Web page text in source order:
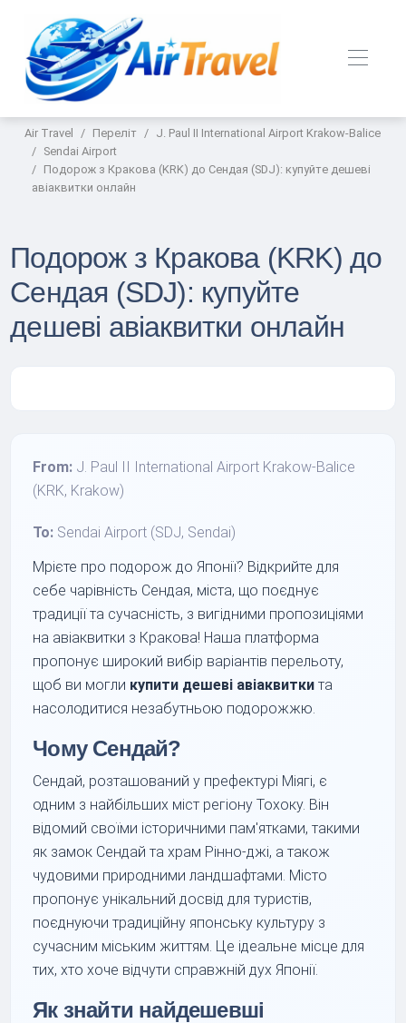
Air Travel Переліт
J. Paul II International Airport Krakow-Balice
Sendai Airport
Подорож з Кракова (KRK) до Сендая (SDJ): купуйте дешеві
авіаквитки онлайн
Подорож з Кракова (KRK) до
Сендая (SDJ): купуйте
дешеві авіаквитки онлайн
From: J. Paul II International Airport Krakow-Balice
(KRK, Krakow)
To: Sendai Airport (SDJ, Sendai)
Мрієте про подорож до Японії? Відкрийте для
себе чарівність Сендая, міста, що поєднує
традиції та сучасність, з вигідними пропозиціями
на авіаквитки з Кракова! Наша платформа
пропонує широкий вибір варіантів перельоту,
щоб ви могли купити дешеві авіаквитки та
насолодитися незабутньою подорожжю.
Чому Сендай?
Сендай, розташований у префектурі Міягі, є
одним з найбільших міст регіону Тохоку. Він
відомий своїми історичними пам'ятками, такими
як замок Сендай та храм Рінно-джі, а також
чудовими природними ландшафтами. Місто
пропонує унікальний досвід для туристів,
поєднуючи традиційну японську культуру з
сучасним міським життям. Це ідеальне місце для
тих, хто хоче відчути справжній дух Японії.
Як знайти найдешевші